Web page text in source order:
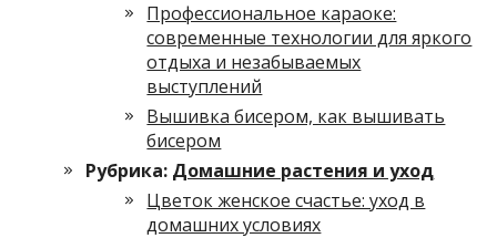
Профессиональное караоке:
современные технологии для яркого
отдыха и незабываемых
выступлений
Вышивка бисером, как вышивать
бисером
Рубрика: Домашние растения и уход
Цветок женское счастье: уход в
домашних условиях